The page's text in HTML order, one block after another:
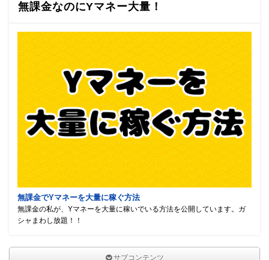
無課金なのにYマネー大量！
無課金でYマネーを大量に稼ぐ方法
無課金の私が、Yマネーを大量に稼いでいる方法を公開しています。ガ
シャまわし放題！！
サブコンテンツ